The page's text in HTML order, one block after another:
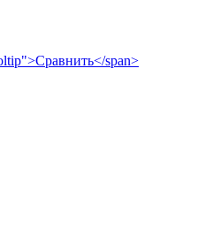
span>